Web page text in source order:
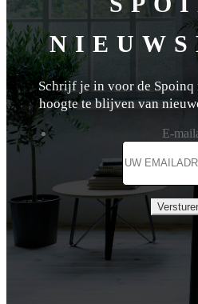
Schrijf je in voor de Spoinq
hoogte te blijven van
E-